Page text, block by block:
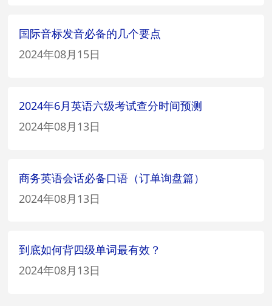
国际音标发音必备的几个要点
2024年08月15日
2024年6月英语六级考试查分时间预测
2024年08月13日
商务英语会话必备口语（订单询盘篇）
2024年08月13日
到底如何背四级单词最有效？
2024年08月13日